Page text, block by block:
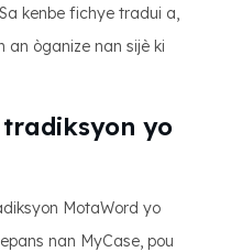
kenbe fichye tradui a,
an òganize nan sijè ki
yo
MotaWord yo
nan MyCase, pou